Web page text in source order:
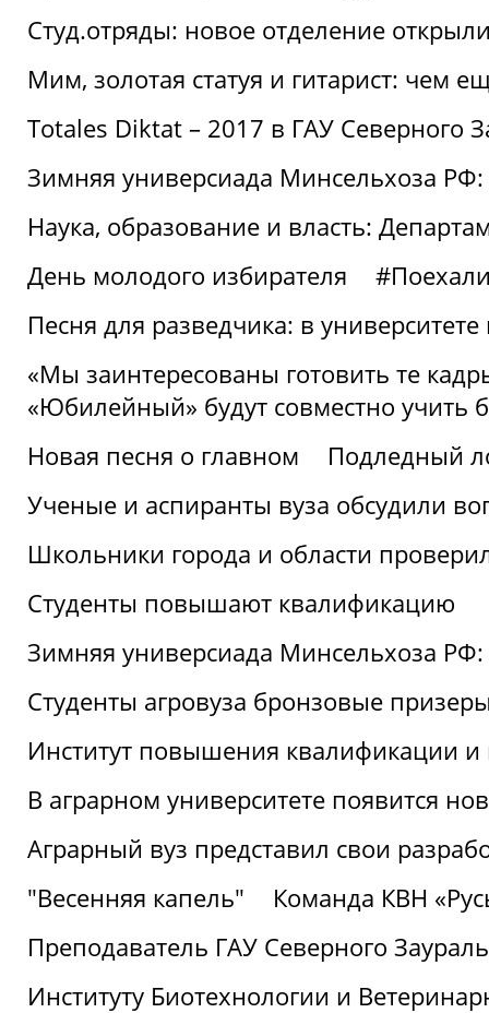
Студ.отряды: новое отделение
Мим, золотая статуя и гитарист: чем
Totales Diktat – 2017 в ГАУ Северного
Зимняя универсиада Минсельхоза
Наука, образование и власть:
День молодого избирателя
Песня для разведчика: в
«Мы заинтересованы готовить те
«Юбилейный» будут совместно учить
Новая песня о главном
Подледный
Ученые и аспиранты вуза обсудили
Школьники города и области
Студенты повышают квалификацию
Зимняя универсиада Минсельхоза
Студенты агровуза бронзовые
Институт повышения квалификации и
В аграрном университете появится
Аграрный вуз представил свои
"Весенняя капель"
Команда КВН
Преподаватель ГАУ Северного
Институту Биотехнологии и